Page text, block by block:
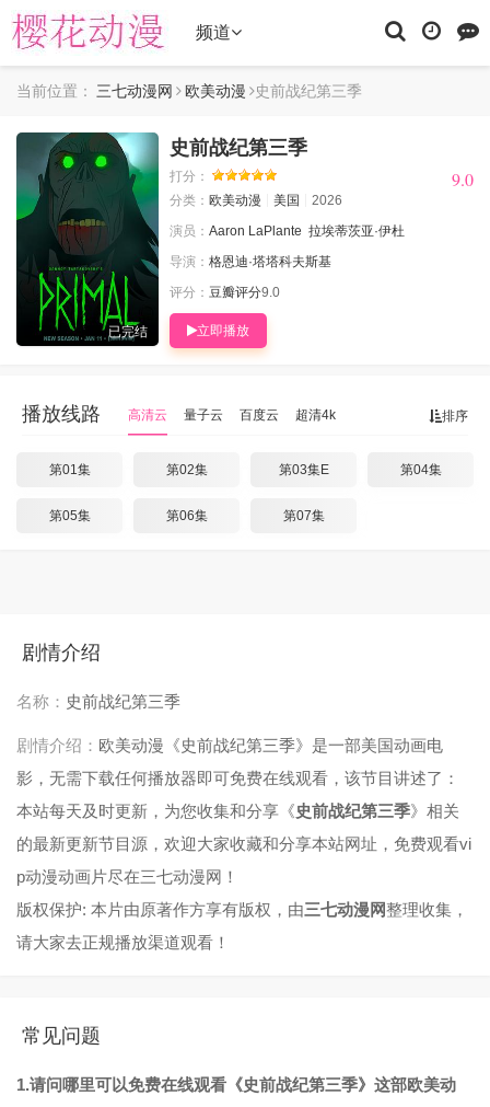
频道
当前位置： 三七动漫网 欧美动漫 史前战纪第三季
已完结
史前战纪第三季
打分： 9.0
分类： 欧美动漫 美国
2026
演员： Aaron LaPlante 拉埃蒂茨亚·伊杜
导演： 格恩迪·塔塔科夫斯基
评分： 豆瓣评分9.0
立即播放
排序
播放线路 高清云 量子云 百度云 超清4k
第01集 第02集 第03集E 第04集
第05集 第06集 第07集
剧情介绍
名称： 史前战纪第三季
剧情介绍： 欧美动漫《史前战纪第三季》是一部美国动画电
影，无需下载任何播放器即可免费在线观看，该节目讲述了：
本站每天及时更新，为您收集和分享《史前战纪第三季》相关
的最新更新节目源，欢迎大家收藏和分享本站网址，免费观看vi
p动漫动画片尽在三七动漫网！
版权保护: 本片由原著作方享有版权，由三七动漫网整理收集，
请大家去正规播放渠道观看！
常见问题
1.请问哪里可以免费在线观看《史前战纪第三季》这部欧美动